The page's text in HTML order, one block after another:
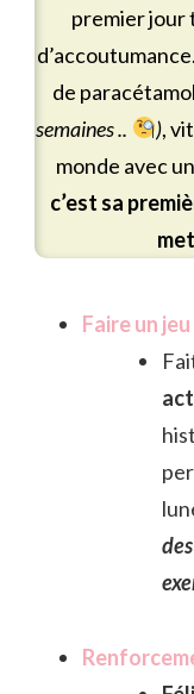
premier jour
de
semaines ..
),
monde avec
c’est sa
Faire un jeu